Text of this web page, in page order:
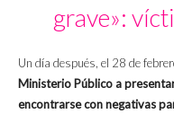
grave»:
Un día después, el 28 de
Ministerio Público a
encontrarse con negativas